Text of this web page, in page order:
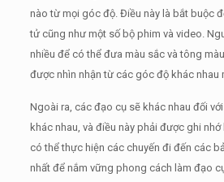
nào từ mọi góc độ. Điều này là bắt buộc
tử cũng như một số bộ phim và video.
nhiều để có thể đưa màu sắc và tông
được nhìn nhận từ các góc độ khác nhau
Ngoài ra, các đạo cụ sẽ khác nhau đối
khác nhau, và điều này phải được ghi
có thể thực hiện các chuyến đi đến các
nhất để nắm vững phong cách làm đạo